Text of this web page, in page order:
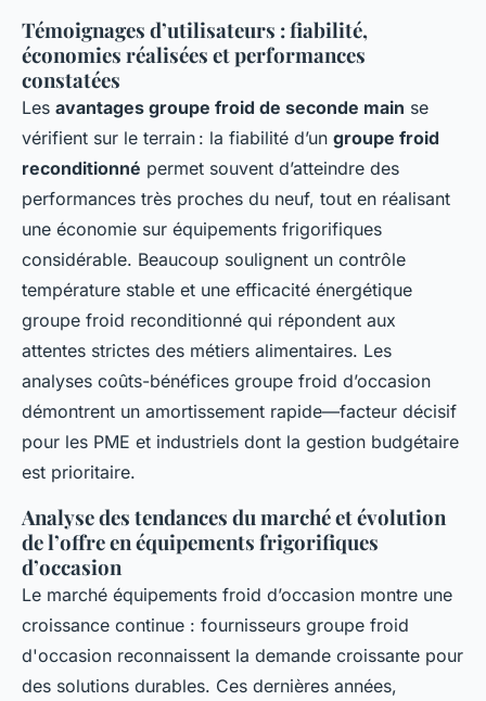
Témoignages d’utilisateurs : fiabilité,
économies réalisées et performances
constatées
Les avantages groupe froid de seconde main se
vérifient sur le terrain : la fiabilité d’un groupe froid
reconditionné permet souvent d’atteindre des
performances très proches du neuf, tout en réalisant
une économie sur équipements frigorifiques
considérable. Beaucoup soulignent un contrôle
température stable et une efficacité énergétique
groupe froid reconditionné qui répondent aux
attentes strictes des métiers alimentaires. Les
analyses coûts-bénéfices groupe froid d’occasion
démontrent un amortissement rapide—facteur décisif
pour les PME et industriels dont la gestion budgétaire
est prioritaire.
Analyse des tendances du marché et évolution
de l’offre en équipements frigorifiques
d’occasion
Le marché équipements froid d’occasion montre une
croissance continue : fournisseurs groupe froid
d'occasion reconnaissent la demande croissante pour
des solutions durables. Ces dernières années,